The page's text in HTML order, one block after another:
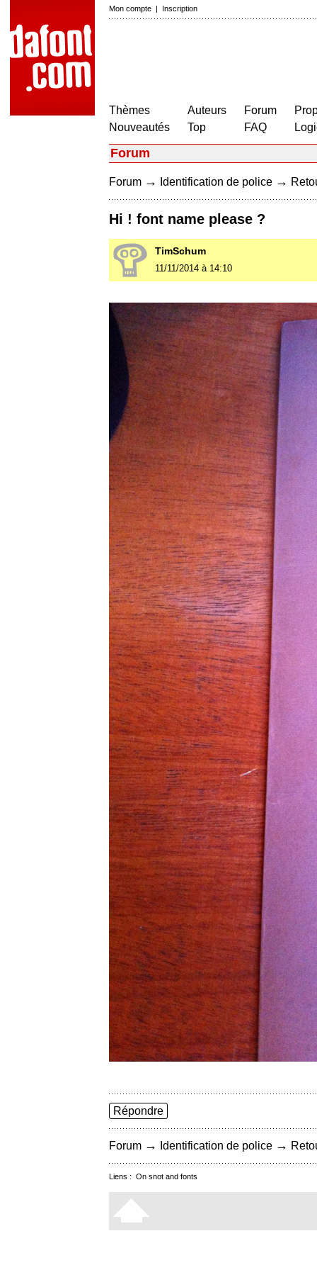
Mon compte | Inscription
Thèmes
Nouveautés
Auteurs
Top
Forum
FAQ
Forum
Forum → Identification de police →
Hi ! font name please ?
TimSchum
11/11/2014 à 14:10
Répondre
Forum → Identification de police →
Liens : On snot and fonts